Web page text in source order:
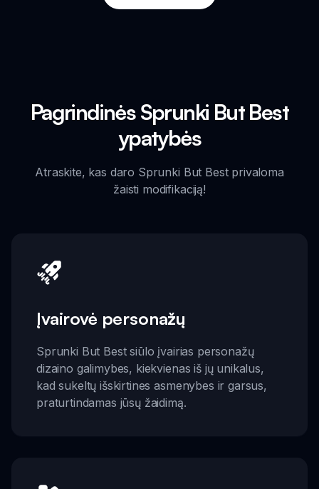
Pagrindinės Sprunki But Best
ypatybės
Atraskite, kas daro Sprunki But Best privaloma
žaisti modifikaciją!
Įvairovė personažų
Sprunki But Best siūlo įvairias personažų
dizaino galimybes, kiekvienas iš jų unikalus,
kad sukeltų išskirtines asmenybes ir garsus,
praturtindamas jūsų žaidimą.